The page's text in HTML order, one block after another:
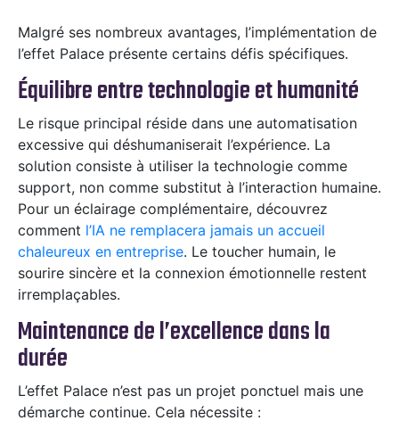
Malgré ses nombreux avantages, l’implémentation de
l’effet Palace présente certains défis spécifiques.
Équilibre entre technologie et humanité
Le risque principal réside dans une automatisation
excessive qui déshumaniserait l’expérience. La
solution consiste à utiliser la technologie comme
support, non comme substitut à l’interaction humaine.
Pour un éclairage complémentaire, découvrez
comment l’IA ne remplacera jamais un accueil
chaleureux en entreprise. Le toucher humain, le
sourire sincère et la connexion émotionnelle restent
irremplaçables.
Maintenance de l’excellence dans la
durée
L’effet Palace n’est pas un projet ponctuel mais une
démarche continue. Cela nécessite :